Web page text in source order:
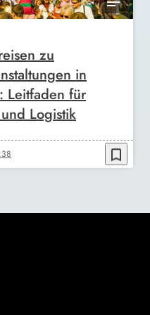
zu
in
Leitfaden für
Logistik
bookmark_border